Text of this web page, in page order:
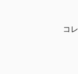
コ